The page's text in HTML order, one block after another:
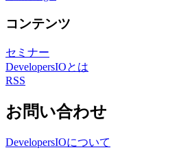
コンテンツ
セミナー
DevelopersIOとは
RSS
お問い合わせ
DevelopersIOについて